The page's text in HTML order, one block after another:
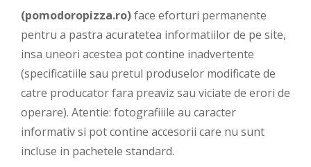
(pomodoropizza.ro)face eforturi permanente
pentru a pastra acuratetea informatiilor de pe site,
insa uneori acestea pot contine inadvertente
(specificatiile sau pretul produselor modificate de
catre producator fara preaviz sau viciate de erori de
operare). Atentie: fotografiiile au caracter
informativ si pot contine accesorii care nu sunt
incluse in pachetele standard.